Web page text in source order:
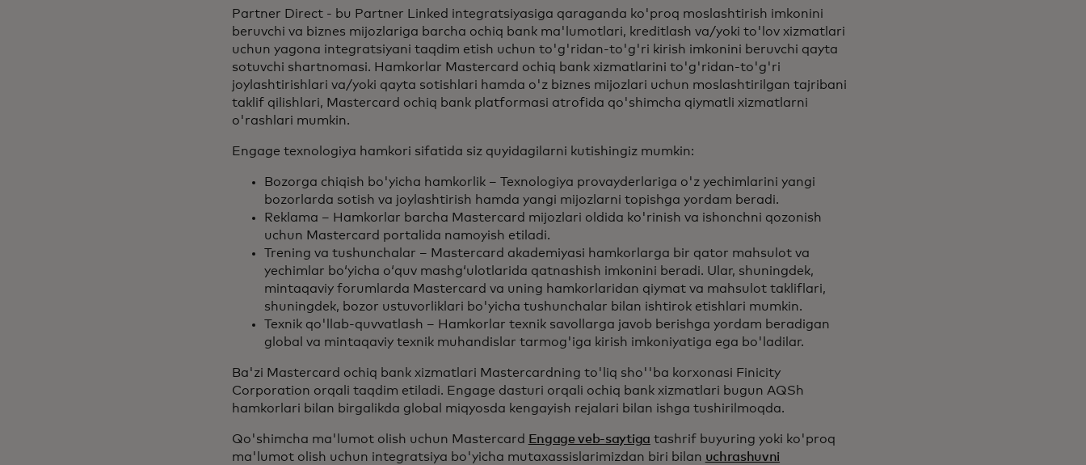
Partner Direct - bu Partner Linked integratsiyasiga qaraganda ko'proq moslashtirish imkonini
beruvchi va biznes mijozlariga barcha ochiq bank ma'lumotlari, kreditlash va/yoki to'lov xizmatlari
uchun yagona integratsiyani taqdim etish uchun to'g'ridan-to'g'ri kirish imkonini beruvchi qayta
sotuvchi shartnomasi. Hamkorlar Mastercard ochiq bank xizmatlarini to'g'ridan-to'g'ri
joylashtirishlari va/yoki qayta sotishlari hamda o'z biznes mijozlari uchun moslashtirilgan tajribani
taklif qilishlari, Mastercard ochiq bank platformasi atrofida qo'shimcha qiymatli xizmatlarni
o'rashlari mumkin.
Engage texnologiya hamkori sifatida siz quyidagilarni kutishingiz mumkin:
Bozorga chiqish bo'yicha hamkorlik – Texnologiya provayderlariga o'z yechimlarini yangi
bozorlarda sotish va joylashtirish hamda yangi mijozlarni topishga yordam beradi.
Reklama – Hamkorlar barcha Mastercard mijozlari oldida ko'rinish va ishonchni qozonish
uchun Mastercard portalida namoyish etiladi.
Trening va tushunchalar – Mastercard akademiyasi hamkorlarga bir qator mahsulot va
yechimlar boʻyicha oʻquv mashgʻulotlarida qatnashish imkonini beradi. Ular, shuningdek,
mintaqaviy forumlarda Mastercard va uning hamkorlaridan qiymat va mahsulot takliflari,
shuningdek, bozor ustuvorliklari bo'yicha tushunchalar bilan ishtirok etishlari mumkin.
Texnik qo'llab-quvvatlash – Hamkorlar texnik savollarga javob berishga yordam beradigan
global va mintaqaviy texnik muhandislar tarmog'iga kirish imkoniyatiga ega bo'ladilar.
Ba'zi Mastercard ochiq bank xizmatlari Mastercardning to'liq sho''ba korxonasi Finicity
Corporation orqali taqdim etiladi. Engage dasturi orqali ochiq bank xizmatlari bugun AQSh
hamkorlari bilan birgalikda global miqyosda kengayish rejalari bilan ishga tushirilmoqda.
Qo'shimcha ma'lumot olish uchun Mastercard Engage veb-saytiga tashrif buyuring yoki ko'proq
ma'lumot olish uchun integratsiya bo'yicha mutaxassislarimizdan biri bilan uchrashuvni